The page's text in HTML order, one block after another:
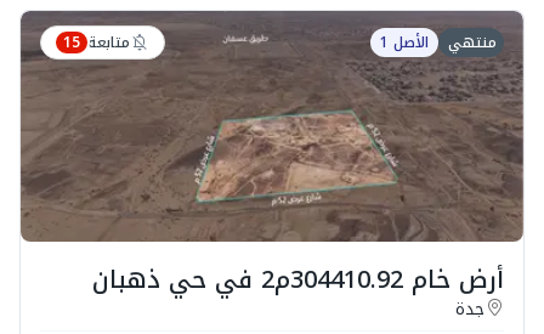
منتهي الأصل 1 متابعة 15
أرض خام 304410.92م2 في حي ذهبان
جدة